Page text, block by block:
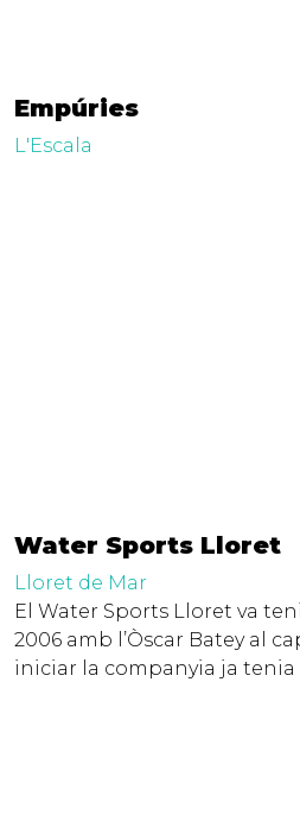
Empúries
L'Escala
Water Sports Lloret
Lloret de Mar
El Water Sports Lloret va
2006 amb l’Òscar Batey al
iniciar la companyia ja tenia